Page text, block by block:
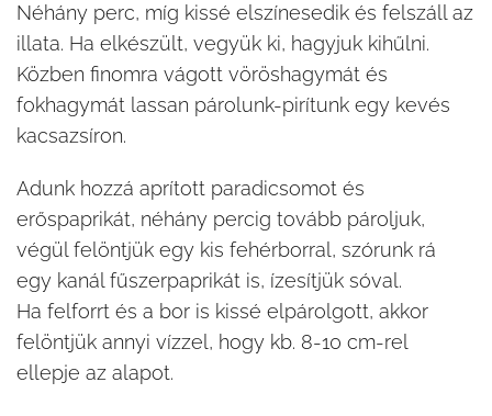
Néhány perc, míg kissé elszínesedik és felszáll az
illata. Ha elkészült, vegyük ki, hagyjuk kihűlni.
Közben finomra vágott vöröshagymát és
fokhagymát lassan párolunk-pirítunk egy kevés
kacsazsíron.
Adunk hozzá aprított paradicsomot és
erőspaprikát, néhány percig tovább pároljuk,
végül felöntjük egy kis fehérborral, szórunk rá
egy kanál fűszerpaprikát is, ízesítjük sóval.
Ha felforrt és a bor is kissé elpárolgott, akkor
felöntjük annyi vízzel, hogy kb. 8-10 cm-rel
ellepje az alapot.